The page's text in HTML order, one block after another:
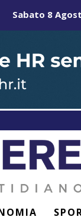
Sabato 8